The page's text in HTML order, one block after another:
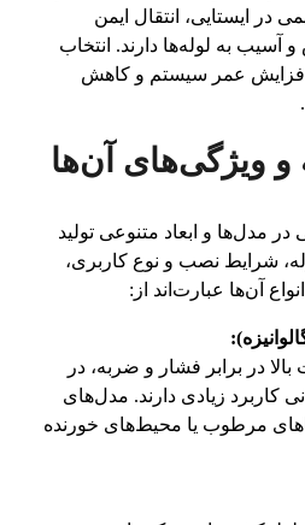
در ایستایی، انتقال ایمن
آسیب به لوله‌ها دارند. انتخاب
عمر سیستم و کاهش
و ویژگی‌های آن‌ها
مدل‌ها و ابعاد متنوعی تولید
شرایط نصب و نوع کاربری،
آن‌ها عبارت‌اند از:
در برابر فشار و ضربه، در
کاربرد زیادی دارند. مدل‌های
مرطوب یا محیط‌های خورنده